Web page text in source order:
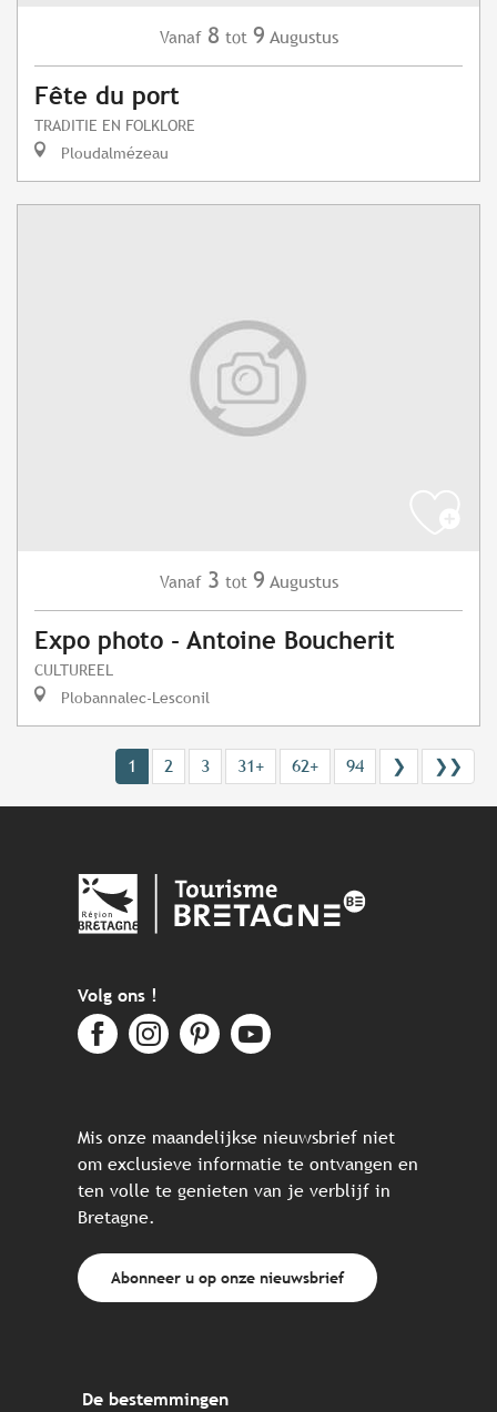
Vanaf 8 tot 9 Augustus
Fête du port
TRADITIE EN FOLKLORE
Ploudalmézeau
Vanaf 3 tot 9 Augustus
Expo photo - Antoine Boucherit
CULTUREEL
Plobannalec-Lesconil
1 2 3 31+ 62+ 94 ❯ ❯❯
Volg ons !
Mis onze maandelijkse nieuwsbrief niet
om exclusieve informatie te ontvangen en
ten volle te genieten van je verblijf in
Bretagne.
Abonneer u op onze nieuwsbrief
De bestemmingen